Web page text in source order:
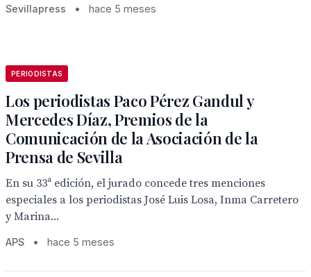
Sevillapress • hace 5 meses
PERIODISTAS
Los periodistas Paco Pérez Gandul y
Mercedes Díaz, Premios de la
Comunicación de la Asociación de la
Prensa de Sevilla
En su 33ª edición, el jurado concede tres menciones
especiales a los periodistas José Luis Losa, Inma Carretero
y Marina...
APS • hace 5 meses